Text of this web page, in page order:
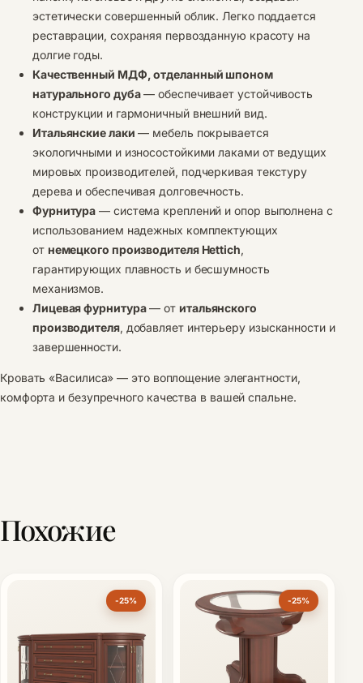
эстетически совершенный облик. Легко поддается
реставрации, сохраняя первозданную красоту на
долгие годы.
Качественный МДФ, отделанный шпоном
натурального дуба— обеспечивает устойчивость
конструкции и гармоничный внешний вид.
Итальянские лаки — мебель покрывается
экологичными и износостойкими лаками от ведущих
мировых производителей, подчеркивая текстуру
дерева и обеспечивая долговечность.
Фурнитура — система креплений и опор выполнена с
использованием надежных комплектующих
от немецкого производителя Hettich,
гарантирующих плавность и бесшумность
механизмов.
Лицевая фурнитура— от итальянского
производителя, добавляет интерьеру изысканности и
завершенности.
Кровать «Василиса» — это воплощение элегантности,
комфорта и безупречного качества в вашей спальне.
Похожие
-25% -25%